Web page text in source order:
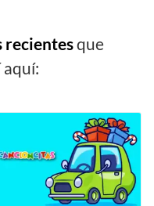
recientesque